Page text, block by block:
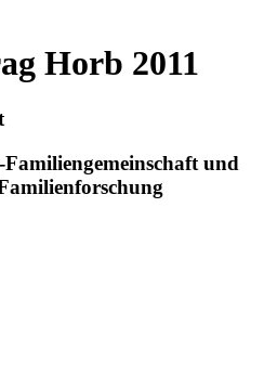
Horb 2011
und